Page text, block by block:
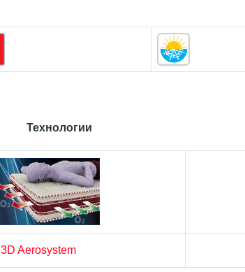
Технологии
3D Aerosystem